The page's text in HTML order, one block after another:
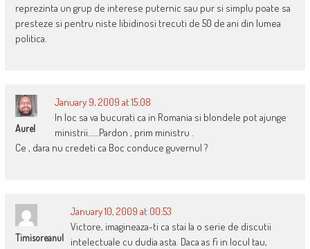
reprezinta un grup de interese puternic sau pur si simplu poate sa
presteze si pentru niste libidinosi trecuti de 50 de ani din lumea
politica.
Aurel
January 9, 2009 at 15:08
In loc sa va bucurati ca in Romania si blondele pot ajunge
ministrii……Pardon , prim ministru .
Ce , dara nu credeti ca Boc conduce guvernul ?
Timisoreanul
January 10, 2009 at 00:53
Victore, imagineaza-ti ca stai la o serie de discutii
intelectuale cu dudia asta. Daca as fi in locul tau,